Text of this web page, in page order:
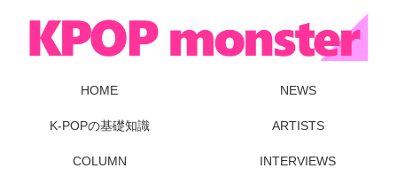
HOME NEWS
K-POPの基礎知識 ARTISTS
COLUMN INTERVIEWS